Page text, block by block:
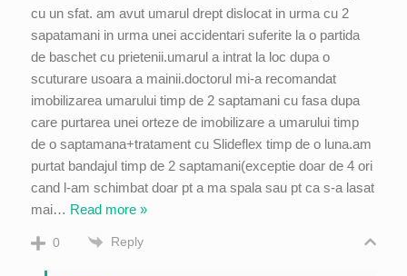
cu un sfat. am avut umarul drept dislocat in urma cu 2
sapatamani in urma unei accidentari suferite la o partida
de baschet cu prietenii.umarul a intrat la loc dupa o
scuturare usoara a mainii.doctorul mi-a recomandat
imobilizarea umarului timp de 2 saptamani cu fasa dupa
care purtarea unei orteze de imobilizare a umarului timp
de o saptamana+tratament cu Slideflex timp de o luna.am
purtat bandajul timp de 2 saptamani(exceptie doar de 4 ori
cand l-am schimbat doar pt a ma spala sau pt ca s-a lasat
mai… Read more »
0 Reply